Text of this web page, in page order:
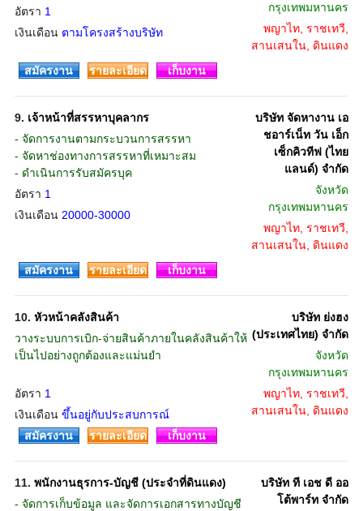
อัตรา 1
เงินเดือน ตามโครงสร้างบริษัท
กรุงเทพมหานคร
พญาไท, ราชเทวี,
สานเสนใน, ดินแดง
สมัครงาน
รายละเอียด เก็บงาน
9. เจ้าหน้าที่สรรหาบุคลากร
- จัดการงานตามกระบวนการสรรหา
- จัดหาช่องทางการสรรหาที่เหมาะสม
- ดำเนินการรับสมัครบุค
อัตรา 1
เงินเดือน 20000-30000
บริษัท จัดหางาน เอ
ชอาร์เน็ท วัน เอ็ก
เซ็กคิวทีฟ (ไทย
แลนด์) จำกัด
จังหวัด
กรุงเทพมหานคร
พญาไท, ราชเทวี,
สานเสนใน, ดินแดง
สมัครงาน
รายละเอียด เก็บงาน
10. หัวหน้าคลังสินค้า
วางระบบการเบิก-จ่ายสินค้าภายในคลังสินค้าให้
เป็นไปอย่างถูกต้องและแม่นยำ
อัตรา 1
เงินเดือน ขึ้นอยู่กับประสบการณ์
บริษัท ย่งฮง
(ประเทศไทย) จำกัด
จังหวัด
กรุงเทพมหานคร
พญาไท, ราชเทวี,
สานเสนใน, ดินแดง
สมัครงาน
รายละเอียด เก็บงาน
11. พนักงานธุรการ-บัญชี (ประจำที่ดินแดง)
- จัดการเก็บข้อมูล และจัดการเอกสารทางบัญชี
บริษัท ที เอช ดี ออ
โต้พาร์ท จำกัด